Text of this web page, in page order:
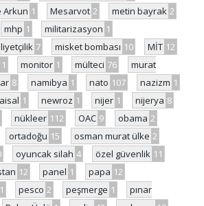
Arkun 1 Mesarvot 2 metin bayrak 2
mhp 1 militarizasyon 1
7 misket bombası 10 MİT 12
1 monitor 1 mülteci 76
murat
8 namibya 1 nato 107 nazizm 1
1 newroz 1 nijer 1 nijerya 8
nükleer 112 OAC 9 obama 2
ortadoğu 15 osman murat ülke 2
oyuncak silah 4 özel güvenlik 11
12 panel 1 papa 12
1 pesco 2 peşmerge 1
pınar